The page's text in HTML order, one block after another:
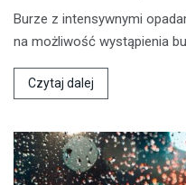
Burze z intensywnymi
na możliwość wystąpienia
Czytaj dalej